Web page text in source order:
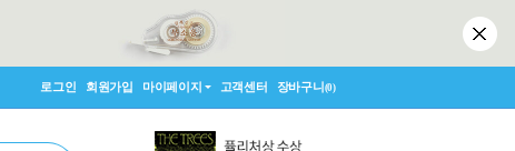
로그인 회원가입 마이페이지 고객센터 장바구니(0)